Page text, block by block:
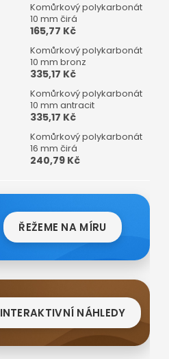
Komůrkový polykarbonát
10 mm čirá
165,77 Kč
Komůrkový polykarbonát
10 mm bronz
335,17 Kč
Komůrkový polykarbonát
10 mm antracit
335,17 Kč
Komůrkový polykarbonát
16 mm čirá
240,79 Kč
ŘEŽEME NA MÍRU
INTERAKTIVNÍ NÁHLEDY